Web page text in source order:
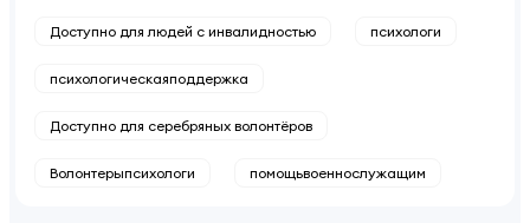
Доступно для людей с инвалидностью психологи
психологическаяподдержка
Доступно для серебряных волонтёров
Волонтерыпсихологи помощьвоеннослужащим